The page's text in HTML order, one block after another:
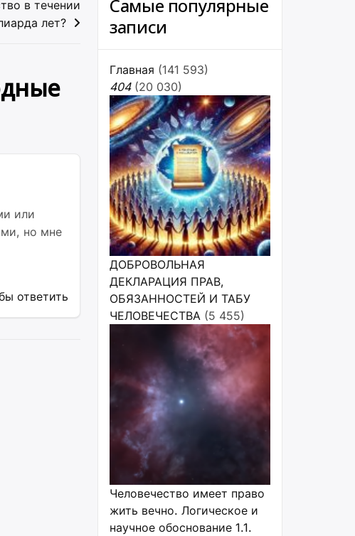
в течении
лет?
или
но мне
ответить
Самые популярные
записи
Главная (141 593)
404 (20 030)
ДОБРОВОЛЬНАЯ
ДЕКЛАРАЦИЯ ПРАВ,
ОБЯЗАННОСТЕЙ И ТАБУ
ЧЕЛОВЕЧЕСТВА (5 455)
Человечество имеет право
жить вечно. Логическое и
научное обоснование 1.1.